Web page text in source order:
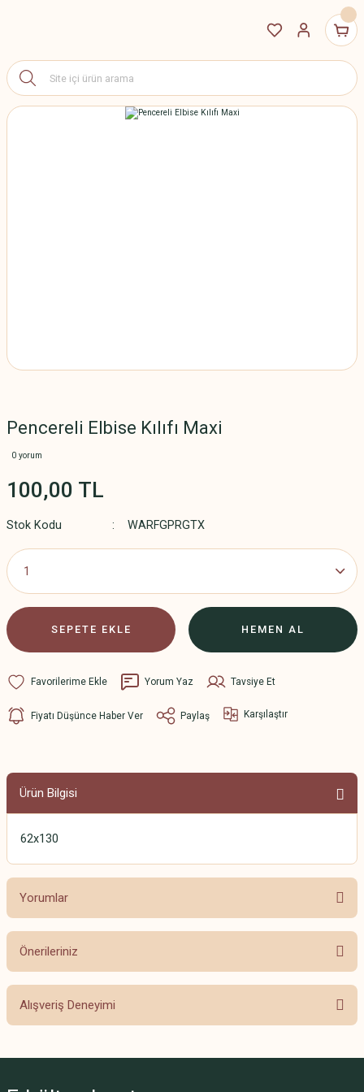
Pencereli Elbise Kılıfı Maxi
0 yorum
100,00 TL
Stok Kodu WARFGPRGTX
SEPETE EKLE HEMEN AL
Yorum Yaz Tavsiye Et
Fiyatı Düşünce Haber Ver Paylaş Karşılaştır
Ürün Bilgisi
62x130
Yorumlar
Bu ürüne ilk yorumu siz yapın!
Önerileriniz
Bu ürünün fiyat bilgisi, resim, ürün açıklamalarında ve diğer konularda
yetersiz gördüğünüz noktaları öneri formunu kullanarak tarafımıza
iletebilirsiniz.
Alışveriş Deneyimi